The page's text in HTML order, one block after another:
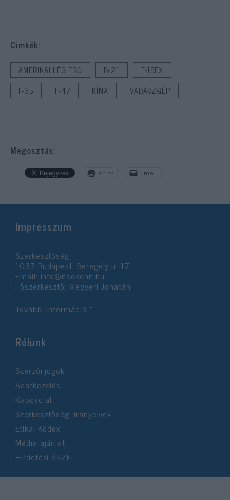
Cimkék:
AMERIKAI LÉGIERŐ B-21
F-15EX
F-35
F-47 KÍNA VADÁSZGÉP
Megosztás:
Print Email
Impresszum
Szerkesztőség:
1037 Budapest, Seregély u. 17.
Email: info@neokohn.hu
Főszerkesztő: Megyeri Jonatán
További információ »
Rólunk
Szerzői jogok
Adatkezelés
Kapcsolat
Szerkesztőségi irányelvek
Etikai Kódex
Média ajánlat
Hirdetési ÁSZF